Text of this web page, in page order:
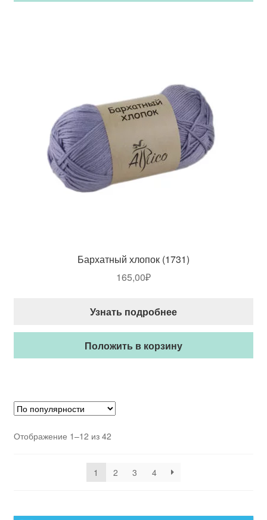
Бархатный хлопок (1731)
165,00₽
Узнать подробнее
Положить в корзину
Отображение 1–12 из 42
1 2 3 4